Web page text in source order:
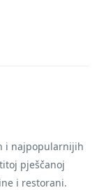
i najpopularnijih
pješčanoj
i restorani.